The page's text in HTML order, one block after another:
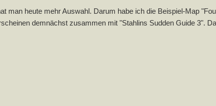
man heute mehr Auswahl. Darum habe ich die Beispiel-Map
demnächst zusammen mit "Stahlins Sudden Guide 3".